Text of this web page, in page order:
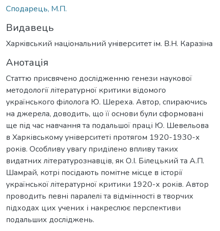
Сподарець, М.П.
Видавець
Харкiвський нацiональний унiверситет iм. В.Н. Каразiна
Анотація
Статтю присвячено дослідженню генези наукової
методології літературної критики відомого
українського філолога Ю. Шереха. Автор, спираючись
на джерела, доводить, що її основи були сформовані
ще під час навчання та подальшої праці Ю. Шевельова
в Харківському університеті протягом 1920-1930-х
років. Особливу увагу приділено впливу таких
видатних літературознавців, як О.І. Білецький та А.П.
Шамрай, котрі посідають помітне місце в історії
української літературної критики 1920-х років. Автор
проводить певні паралелі та відмінності в творчих
підходах цих учених і накреслює перспективи
подальших досліджень.